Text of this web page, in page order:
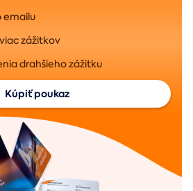
emailu
zážitkov
drahšieho zážitku
Kúpiť poukaz